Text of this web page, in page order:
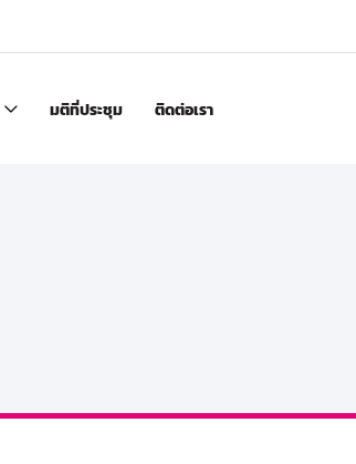
มติที่ประชุม ติดต่อเรา